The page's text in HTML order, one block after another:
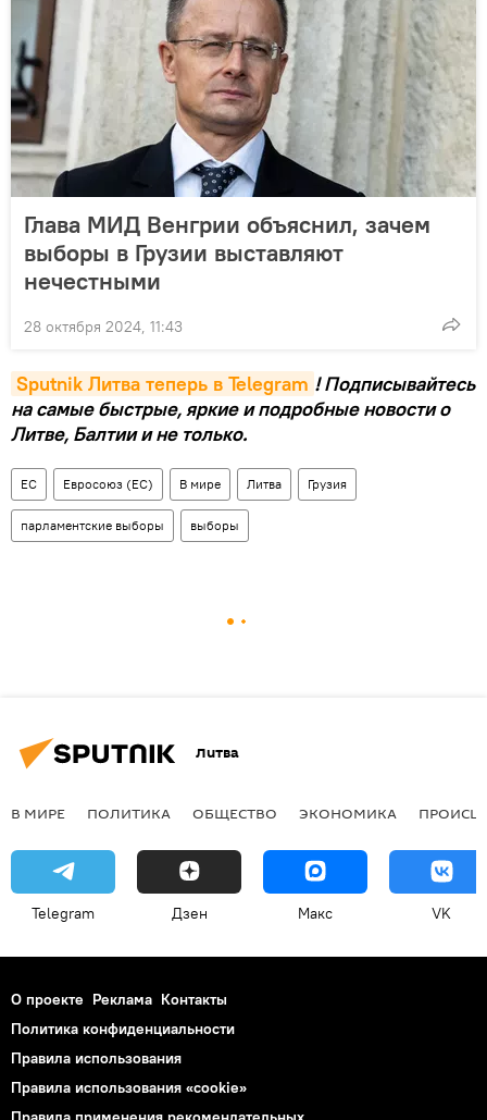
Глава МИД Венгрии объяснил, зачем
выборы в Грузии выставляют
нечестными
28 октября 2024, 11:43
Sputnik Литва теперь в Telegram ! Подписывайтесь
на самые быстрые, яркие и подробные новости о
Литве, Балтии и не только.
ЕС Евросоюз (ЕС) В мире Литва Грузия
парламентские выборы выборы
Литва
В МИРЕ ПОЛИТИКА ОБЩЕСТВО ЭКОНОМИКА
Telegram Дзен Макс VK
О проекте Реклама Контакты
Политика конфиденциальности
Правила использования
Правила использования «cookie»